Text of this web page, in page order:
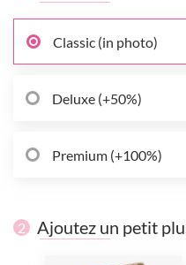
Classic (in photo)
Deluxe (+50%)
Premium (+100%)
2 Ajoutez un petit